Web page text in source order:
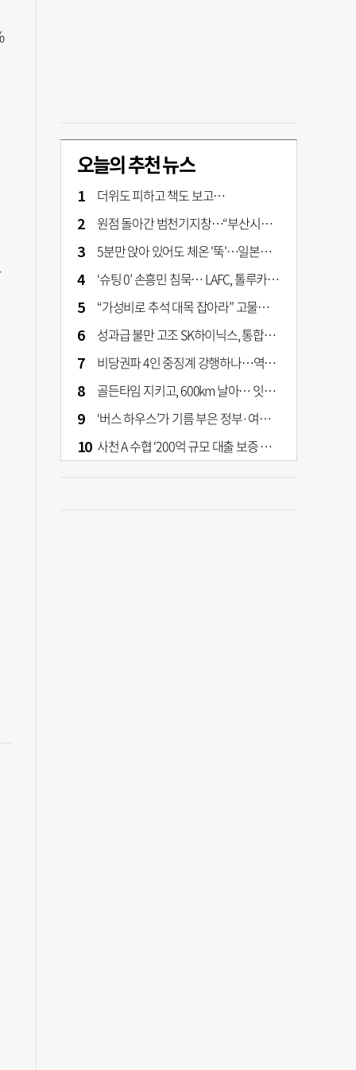
오늘의 추천 뉴스
더위도 피하고 책도 보고…
원점 돌아간 범천기지창…“부산시가 사업구조 전면 재검토 나서야"
5분만 앉아 있어도 체온 '뚝'…일본서 출시 '인간 냉장고' 가격은?
‘슈팅 0’ 손흥민 침묵… LAFC, 톨루카에 1-0 신승
“가성비로 추석 대목 잡아라” 고물가에 실속형 선물세트 확대
성과급 불만 고조 SK하이닉스, 통합노조 설립 본격화
비당권파 4인 중징계 강행하나…역풍 예고하는 張의 반격
골든타임 지키고, 600km 날아… 잇따라 생명 구한 부산소방 헬기
‘버스 하우스’가 기름 부은 정부·여당 부동산 정책
사천 A 수협 ‘200억 규모 대출 보증 이관’ 논란…검찰 송치